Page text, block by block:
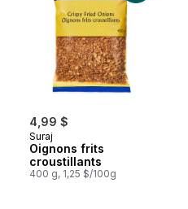
4,99 $
Suraj
Oignons frits
croustillants
400 g, 1,25 $/100g